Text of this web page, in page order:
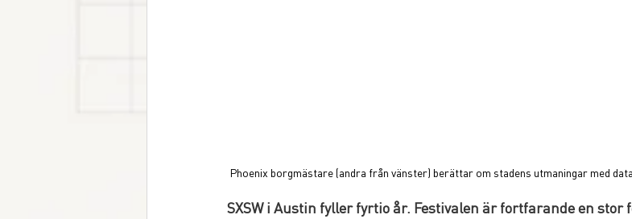
Phoenix borgmästare (andra från vänster) berättar om stadens utmaningar med
SXSW i Austin fyller fyrtio år. Festivalen är fortfarande en